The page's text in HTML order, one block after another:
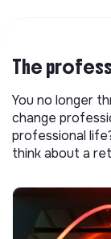
The
You no longer
change
professional
think about a